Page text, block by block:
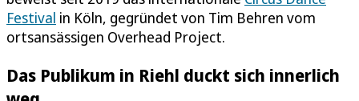
Festival in Köln, gegründet von Tim Behren vom
ortsansässigen Overhead Project.
Das Publikum in Riehl duckt sich innerlich